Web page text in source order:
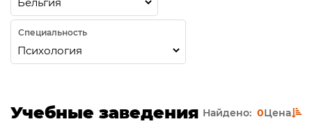
Специальность
Учебные заведения Найдено: 0Цена